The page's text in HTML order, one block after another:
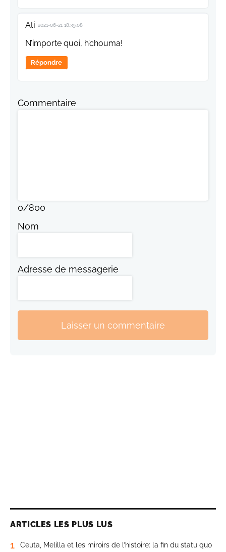
Ali 2021-06-21 18:39:08
N’importe quoi, h’chouma!
Répondre
Commentaire
0/800
Nom
Adresse de messagerie
Laisser un commentaire
ARTICLES LES PLUS LUS
1 Ceuta, Melilla et les miroirs de l’histoire: la fin du statu quo